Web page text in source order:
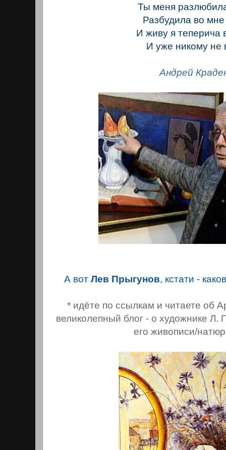
Ты меня
Разбудила во мне
И живу я теперича
И уже никому не
Андрей
А вотЛев Прыгунов, кстати -
* идёте по ссылкам и читаетe об
великолепный блог - о художнике Л.
его живописи/